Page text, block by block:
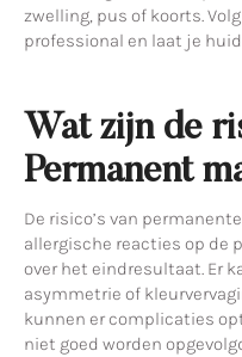
zwelling, pus of koorts.
professional en laat je
Wat zijn de
Permanent
De risico’s van
allergische reacties op de
over het eindresultaat. Er
asymmetrie of
kunnen er complicaties
niet goed worden